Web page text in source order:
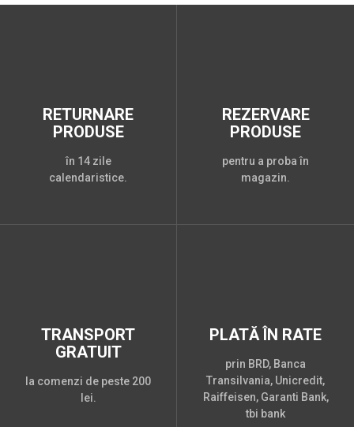
RETURNARE
PRODUSE
în 14 zile
calendaristice.
REZERVARE
PRODUSE
pentru a proba în
magazin.
TRANSPORT
GRATUIT
la comenzi de peste 200
lei.
PLATĂ ÎN RATE
prin BRD, Banca
Transilvania, Unicredit,
Raiffeisen, Garanti Bank,
tbi bank